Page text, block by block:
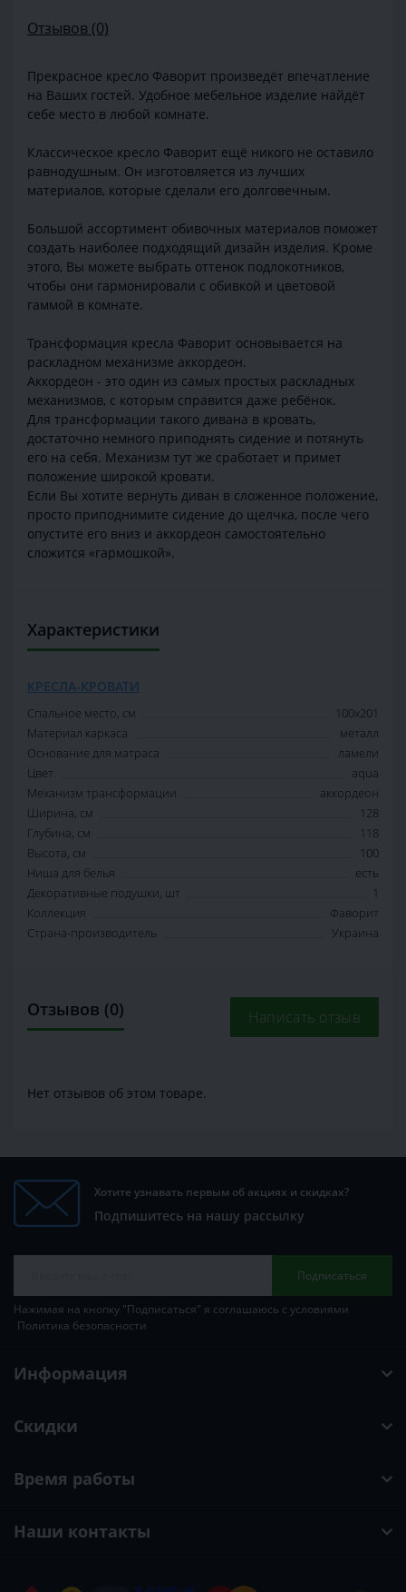
Отзывов (0)
Прекрасное кресло Фаворит произведёт впечатление
на Ваших гостей. Удобное мебельное изделие найдёт
себе место в любой комнате.
Классическое кресло Фаворит ещё никого не оставило
равнодушным. Он изготовляется из лучших
материалов, которые сделали его долговечным.
Большой ассортимент обивочных материалов поможет
создать наиболее подходящий дизайн изделия. Кроме
этого, Вы можете выбрать оттенок подлокотников,
чтобы они гармонировали с обивкой и цветовой
гаммой в комнате.
Трансформация кресла Фаворит основывается на
раскладном механизме аккордеон.
Аккордеон - это один из самых простых раскладных
механизмов, с которым справится даже ребёнок.
Для трансформации такого дивана в кровать,
достаточно немного приподнять сидение и потянуть
его на себя. Механизм тут же сработает и примет
положение широкой кровати.
Если Вы хотите вернуть диван в сложенное положение,
просто приподнимите сидение до щелчка, после чего
опустите его вниз и аккордеон самостоятельно
сложится «гармошкой».
Характеристики
КРЕСЛА-КРОВАТИ
Спальное место, см
100х201
Материал каркаса
металл
Основание для матраса
ламели
Цвет
aqua
Механизм трансформации
аккордеон
Ширина, см
128
Глубина, см
118
Высота, см
100
Ниша для белья
есть
Декоративные подушки, шт
1
Коллекция
Фаворит
Страна-производитель
Украина
Отзывов (0) Написать отзыв
Нет отзывов об этом товаре.
Хотите узнавать первым об акциях и скидках?
Подпишитесь на нашу рассылку
Подписаться
Нажимая на кнопку "Подписаться" я соглашаюсь с условиями
Политика безопасности
Информация
Скидки
Время работы
Наши контакты